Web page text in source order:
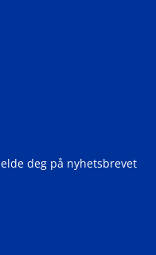
deg på nyhetsbrevet